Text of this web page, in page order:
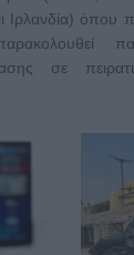
Ιρλανδία)
σε